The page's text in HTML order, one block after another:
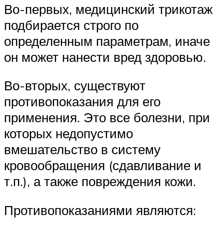
Во-первых, медицинский трикотаж
подбирается строго по
определенным параметрам, иначе
он может нанести вред здоровью.
Во-вторых, существуют
противопоказания для его
применения. Это все болезни, при
которых недопустимо
вмешательство в систему
кровообращения (сдавливание и
т.п.), а также повреждения кожи.
Противопоказаниями являются: